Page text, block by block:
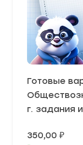
Готовые
г. задания
350,00 ₽